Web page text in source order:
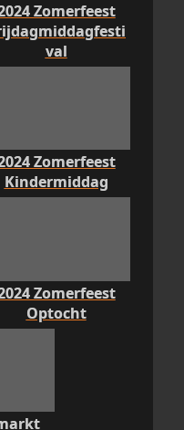
Zomerfeest
val
Zomerfeest
Kindermiddag
Zomerfeest
Optocht